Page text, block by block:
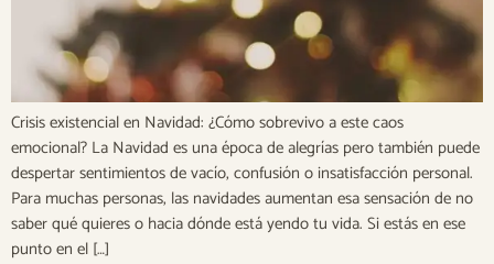
Crisis existencial en Navidad: ¿Cómo sobrevivo a este caos
emocional? La Navidad es una época de alegrías pero también puede
despertar sentimientos de vacío, confusión o insatisfacción personal.
Para muchas personas, las navidades aumentan esa sensación de no
saber qué quieres o hacia dónde está yendo tu vida. Si estás en ese
punto en el […]